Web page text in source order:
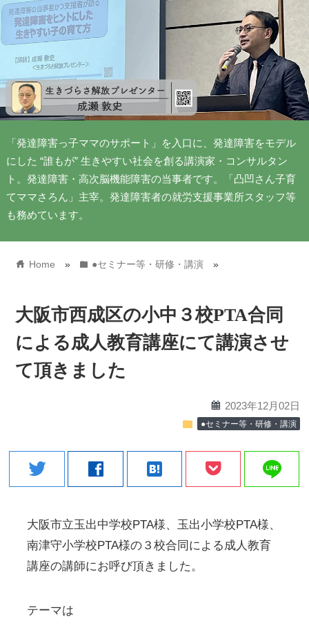
「発達障害っ子ママのサポート」を入口に、発達障害をモデル
にした “誰もが” 生きやすい社会を創る講演家・コンサルタン
ト。発達障害・高次脳機能障害の当事者です。「凸凹さん子育
てママさろん」主宰。発達障害者の就労支援事業所スタッフ等
も務めています。
home Home » folder ●セミナー等・研修・講演 »
大阪市西成区の小中３校PTA合同
による成人教育講座にて講演させ
て頂きました
calendar 2023年12月02日
folder ●セミナー等・研修・講演
twitter facebook hatenabookmark line
大阪市立玉出中学校PTA様、玉出小学校PTA様、
南津守小学校PTA様の３校合同による成人教育
講座の講師にお呼び頂きました。
テーマは